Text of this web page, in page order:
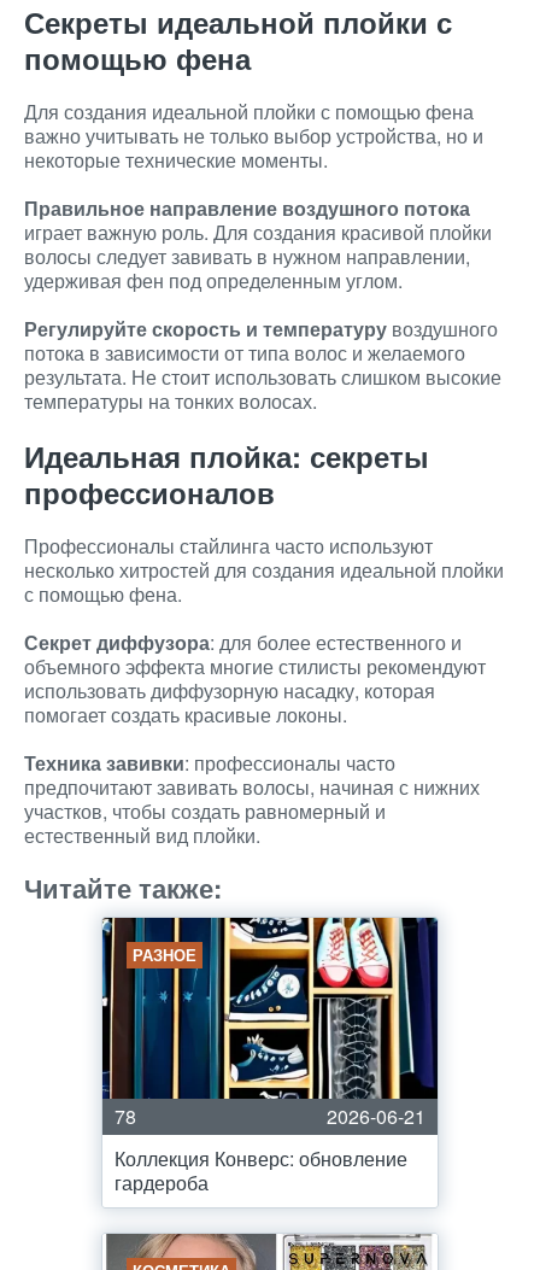
Секреты идеальной плойки с
помощью фена
Для создания идеальной плойки с помощью фена
важно учитывать не только выбор устройства, но и
некоторые технические моменты.
Правильное направление воздушного потока
играет важную роль. Для создания красивой плойки
волосы следует завивать в нужном направлении,
удерживая фен под определенным углом.
Регулируйте скорость и температуру воздушного
потока в зависимости от типа волос и желаемого
результата. Не стоит использовать слишком высокие
температуры на тонких волосах.
Идеальная плойка: секреты
профессионалов
Профессионалы стайлинга часто используют
несколько хитростей для создания идеальной плойки
с помощью фена.
Секрет диффузора: для более естественного и
объемного эффекта многие стилисты рекомендуют
использовать диффузорную насадку, которая
помогает создать красивые локоны.
Техника завивки: профессионалы часто
предпочитают завивать волосы, начиная с нижних
участков, чтобы создать равномерный и
естественный вид плойки.
Читайте также:
РАЗНОЕ
78
2026-06-21
Коллекция Конверс: обновление
гардероба